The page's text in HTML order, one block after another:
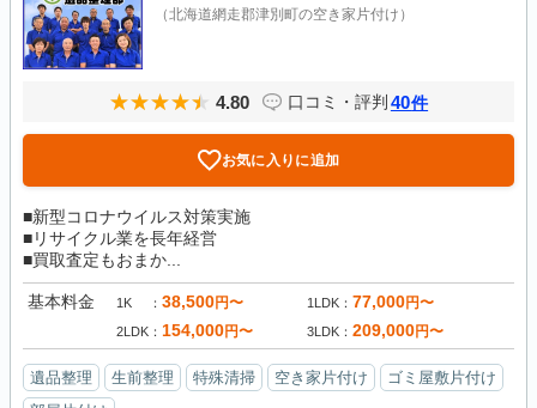
（北海道網走郡津別町の空き家片付け）
4.80 口コミ・評判 40件
お気に入りに追加
■新型コロナウイルス対策実施
■リサイクル業を長年経営
■買取査定もおまか...
基本料金 1K 38,500円〜 1LDK 77,000円〜
2LDK 154,000円〜 3LDK 209,000円〜
遺品整理 生前整理 特殊清掃 空き家片付け
ゴミ屋敷片付け